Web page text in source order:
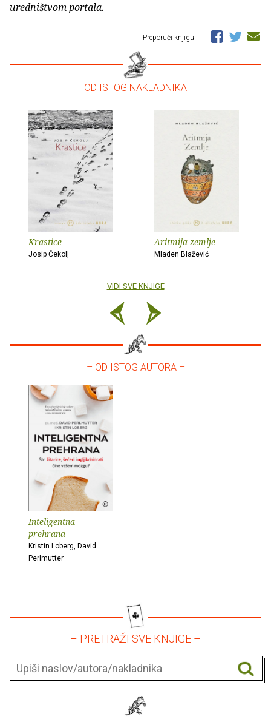
uredništvom portala.
Preporuči knjigu
– OD ISTOG NAKLADNIKA –
Krastice
Josip Čekolj
Aritmija zemlje
Mladen Blažević
VIDI SVE KNJIGE
– OD ISTOG AUTORA –
Inteligentna
prehrana
Kristin Loberg, David
Perlmutter
– PRETRAŽI SVE KNJIGE –